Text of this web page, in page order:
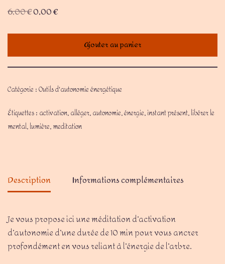
6,00€0,00€
Ajouter au panier
Catégorie :Outils d'autonomie énergétique
Étiquettes : activation,alléger,autonomie,énergie,instant présent,libérer le
mental,lumière,meditation
Description Informations complémentaires
Je vous propose ici une méditation d’activation
d’autonomie d’une durée de 10 min pour vous ancrer
profondément en vous reliant à l’énergie de l’arbre.